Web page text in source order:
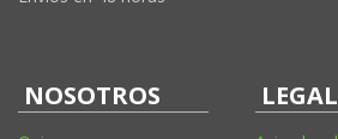
NOSOTROS LEGAL